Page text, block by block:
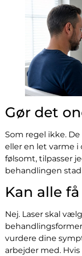
Gør det
Som regel ikke.
eller en let varme i
følsomt, tilpasser
behandlingen
Kan alle
Nej. Laser skal
vurdere dine
arbejder med.